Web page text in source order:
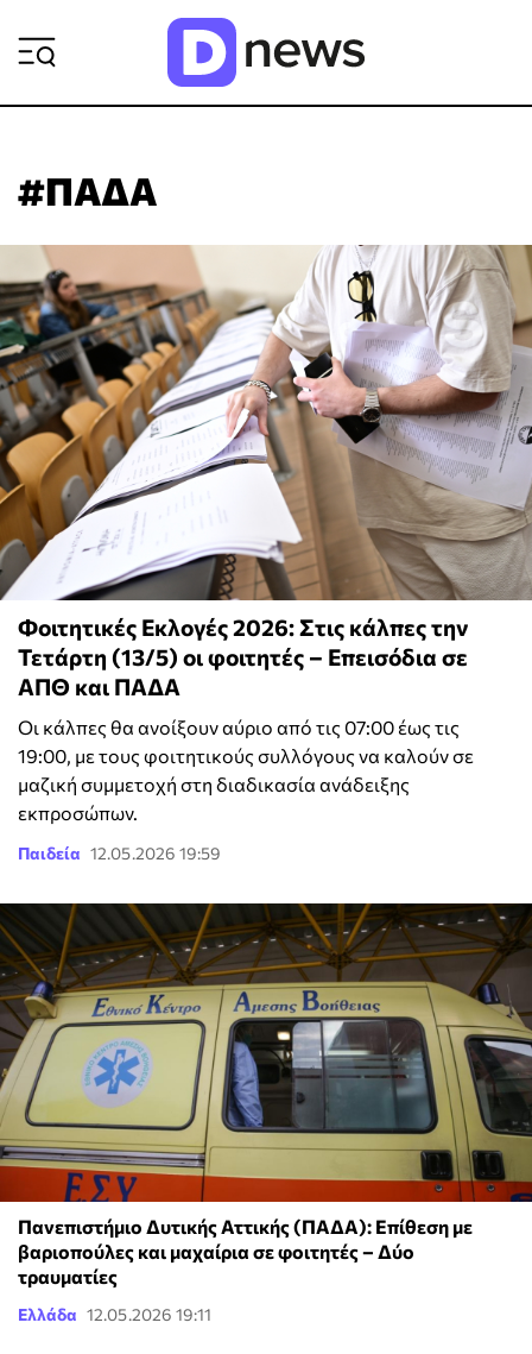
#ΠΑΔΑ
Φοιτητικές Εκλογές 2026: Στις κάλπες την
Τετάρτη (13/5) οι φοιτητές – Επεισόδια σε
ΑΠΘ και ΠΑΔΑ
Οι κάλπες θα ανοίξουν αύριο από τις 07:00 έως τις
19:00, με τους φοιτητικούς συλλόγους να καλούν σε
μαζική συμμετοχή στη διαδικασία ανάδειξης
εκπροσώπων.
Παιδεία 12.05.2026 19:59
Πανεπιστήμιο Δυτικής Αττικής (ΠΑΔΑ): Επίθεση με
βαριοπούλες και μαχαίρια σε φοιτητές – Δύο
τραυματίες
Ελλάδα 12.05.2026 19:11